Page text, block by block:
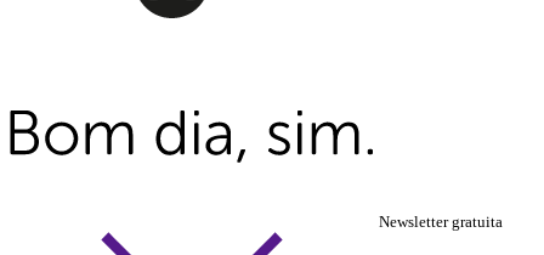
Newsletter gratuita